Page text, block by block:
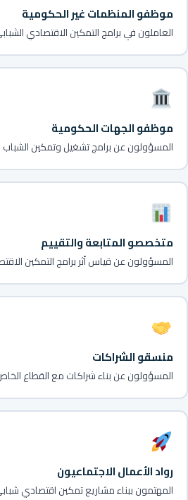
موظفو المنظمات غير الحكومية
العاملون في برامج التمكين الاقتصادي
موظفو الجهات الحكومية
المسؤولون عن برامج تشغيل وتمكين
متخصصو المتابعة والتقييم
المسؤولون عن قياس أثر برامج التمكين
منسقو الشراكات
المسؤولون عن بناء شراكات مع القطاع
رواد الأعمال الاجتماعيون
المهتمون ببناء مشاريع تمكين اقتصادي